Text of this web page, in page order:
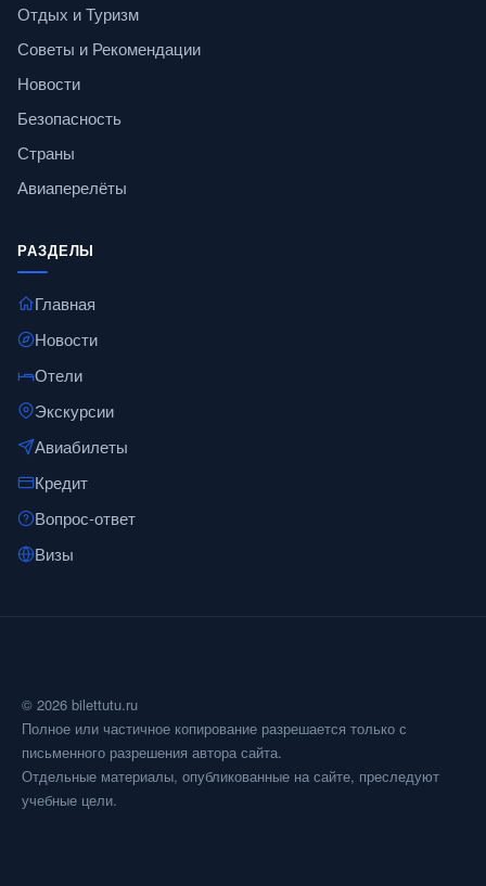
Отдых и Туризм
Советы и Рекомендации
Новости
Безопасность
Страны
Авиаперелёты
РАЗДЕЛЫ
Главная
Новости
Отели
Экскурсии
Авиабилеты
Кредит
Вопрос-ответ
Визы
© 2026 bilettutu.ru
Полное или частичное копирование разрешается только с
письменного разрешения автора сайта.
Отдельные материалы, опубликованные на сайте, преследуют
учебные цели.